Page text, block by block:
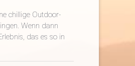
chillige Outdoor-
Wenn dann
das es so in